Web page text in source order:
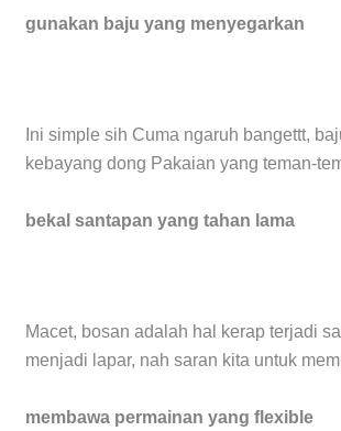
gunakan baju yang menyegarkan
Ini simple sih Cuma ngaruh bangettt,
kebayang dong Pakaian yang teman-
bekal santapan yang tahan lama
Macet, bosan adalah hal kerap terjadi
menjadi lapar, nah saran kita untuk
membawa permainan yang flexible